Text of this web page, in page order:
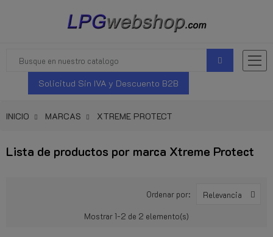
Solicitud Sin IVA y Descuento B2B
INICIO MARCAS XTREME PROTECT
Lista de productos por marca Xtreme Protect
Ordenar por: Relevancia
Mostrar 1-2 de 2 elemento(s)